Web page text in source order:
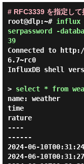
# RFC3339 を指定して
root@dlp:~# influx
serpassword -
39
Connected to
6.7~rc0
InfluxDB shell
> select * from
name: weather
time
rature
----
------
2024-06-
2024-06-